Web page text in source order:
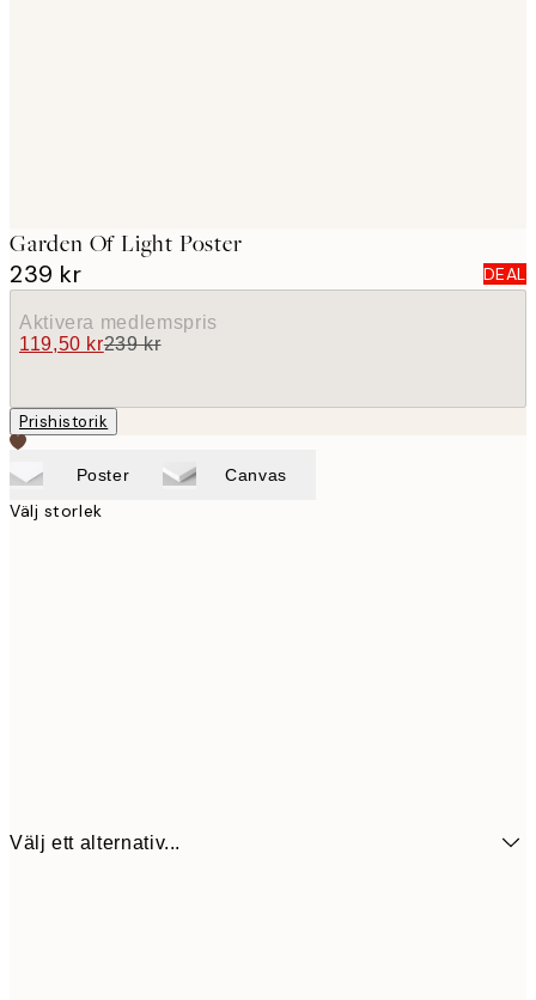
Garden Of Light Poster
239 kr DEAL
Aktivera medlemspris
119,50 kr239 kr
Prishistorik
Poster Canvas
Välj storlek
Välj ett alternativ...